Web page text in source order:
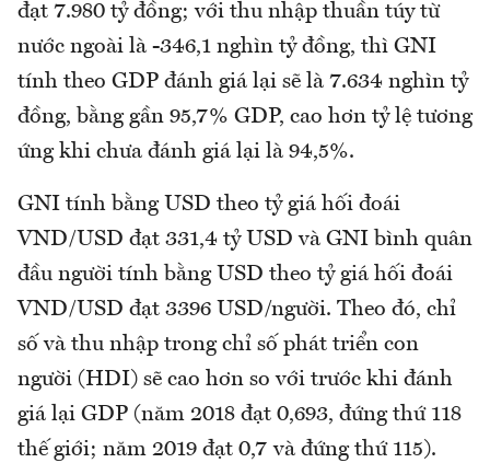
đạt 7.980 tỷ đồng; với thu nhập thuần túy từ
nước ngoài là -346,1 nghìn tỷ đồng, thì GNI
tính theo GDP đánh giá lại sẽ là 7.634 nghìn tỷ
đồng, bằng gần 95,7% GDP, cao hơn tỷ lệ tương
ứng khi chưa đánh giá lại là 94,5%.
GNI tính bằng USD theo tỷ giá hối đoái
VND/USD đạt 331,4 tỷ USD và GNI bình quân
đầu người tính bằng USD theo tỷ giá hối đoái
VND/USD đạt 3396 USD/người. Theo đó, chỉ
số và thu nhập trong chỉ số phát triển con
người (HDI) sẽ cao hơn so với trước khi đánh
giá lại GDP (năm 2018 đạt 0,693, đứng thứ 118
thế giới; năm 2019 đạt 0,7 và đứng thứ 115).